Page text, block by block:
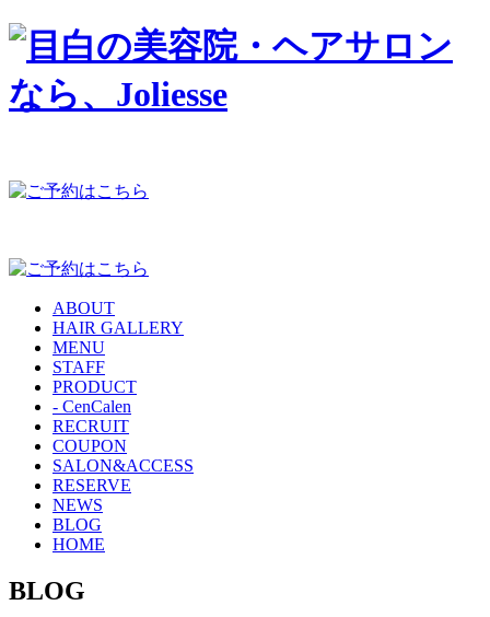
ABOUT
HAIR GALLERY
MENU
STAFF
PRODUCT
- CenCalen
RECRUIT
COUPON
SALON&ACCESS
RESERVE
NEWS
BLOG
HOME
BLOG